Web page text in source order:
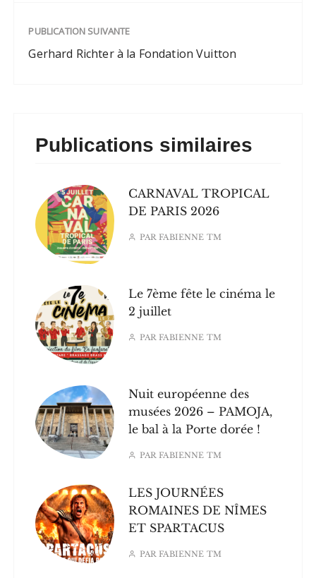
PUBLICATION SUIVANTE
Gerhard Richter à la Fondation Vuitton
Publications similaires
CARNAVAL TROPICAL
DE PARIS 2026
PARFABIENNE TM
Le 7ème fête le cinéma le
2 juillet
PARFABIENNE TM
Nuit européenne des
musées 2026 – PAMOJA,
le bal à la Porte dorée !
PARFABIENNE TM
LES JOURNÉES
ROMAINES DE NÎMES
ET SPARTACUS
PARFABIENNE TM